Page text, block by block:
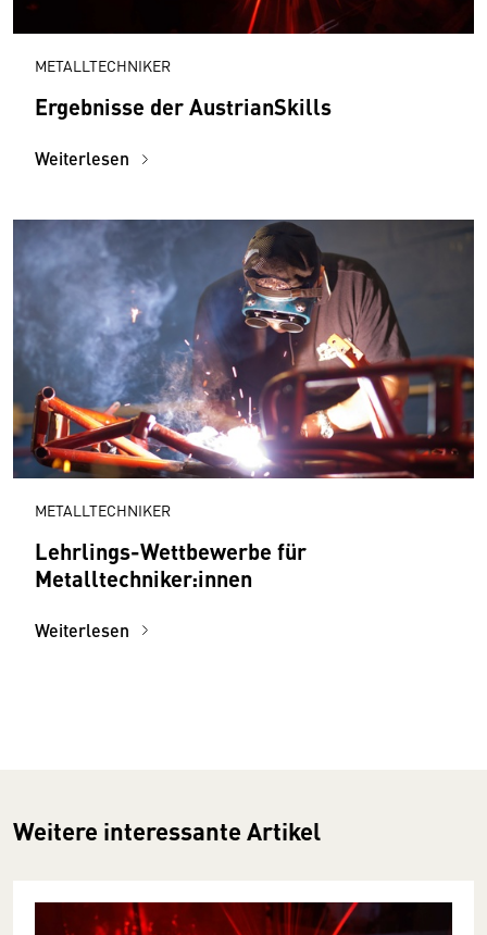
METALLTECHNIKER
Ergebnisse der AustrianSkills
Weiterlesen
METALLTECHNIKER
Lehrlings-Wettbewerbe für
Metalltechniker:innen
Weiterlesen
Weitere interessante Artikel